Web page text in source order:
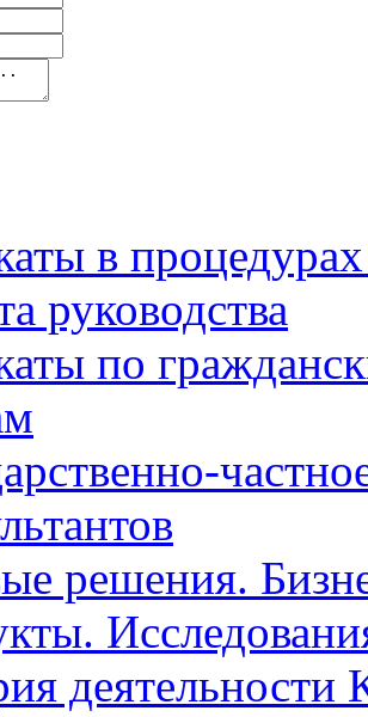
в
руководства
по
решения.
деятельности